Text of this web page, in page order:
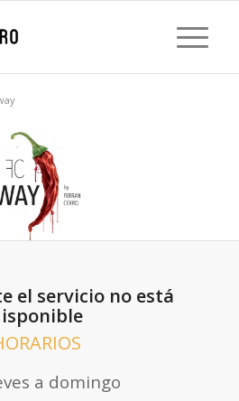
el servicio no está
a domingo